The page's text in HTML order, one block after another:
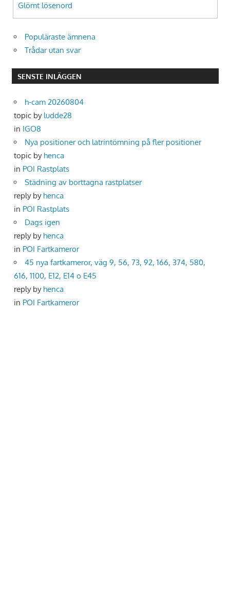
Glömt lösenord
Populäraste ämnena
Trådar utan svar
SENSTE INLÄGGEN
h-cam 20260804
topic by ludde28
in IGO8
Nya positioner och latrintömning på fler positioner
topic by henca
in POI Rastplats
Städning av borttagna rastplatser
reply by henca
in POI Rastplats
Dags igen
reply by henca
in POI Fartkameror
45 nya fartkameror, väg 9, 56, 73, 92, 166, 374, 580,
616, 1100, E12, E14 o E45
reply by henca
in POI Fartkameror